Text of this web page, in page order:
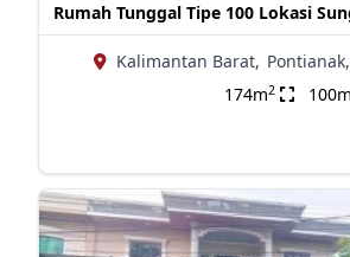
Rumah Tunggal Tipe 100 Lokasi
Kalimantan Barat, Pontianak,
174m2 100m